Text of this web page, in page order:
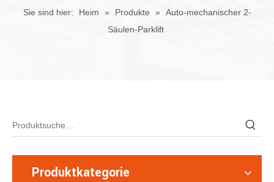
Sie sind hier: Heim » Produkte » Auto-mechanischer 2-
Säulen-Parklift
Produktkategorie